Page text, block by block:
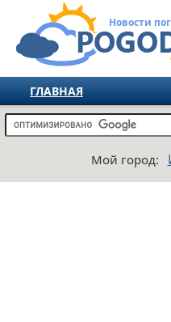
Новости
ГЛАВНАЯ
ИЗРАИЛЬ
ЕВРОПА
Мой город: